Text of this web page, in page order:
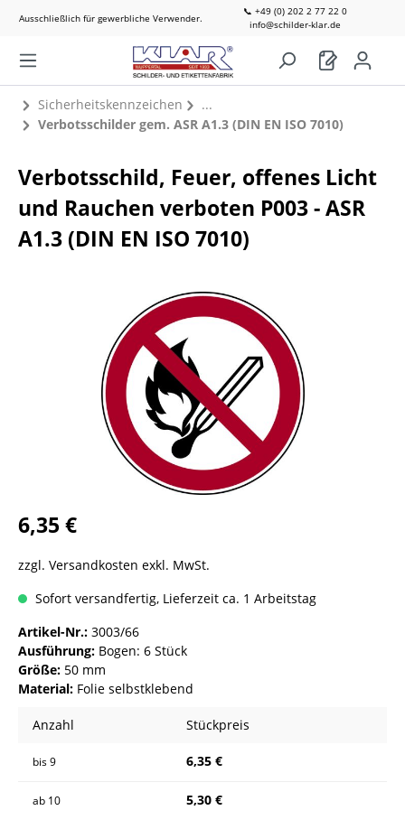
Ausschließlich für gewerbliche Verwender.
📞 +49 (0) 202 2 77 22 0
info@schilder-klar.de
Sicherheitskennzeichen
Verbotsschilder gem. ASR A1.3 (DIN EN ISO 7010)
Verbotsschild, Feuer, offenes Licht
und Rauchen verboten P003 - ASR
A1.3 (DIN EN ISO 7010)
6,35 €
zzgl. Versandkosten exkl. MwSt.
Sofort versandfertig, Lieferzeit ca. 1 Arbeitstag
Artikel-Nr.: 3003/66
Ausführung: Bogen: 6 Stück
Größe: 50 mm
Material: Folie selbstklebend
Anzahl Stückpreis
bis9 6,35 €
ab 10 5,30 €